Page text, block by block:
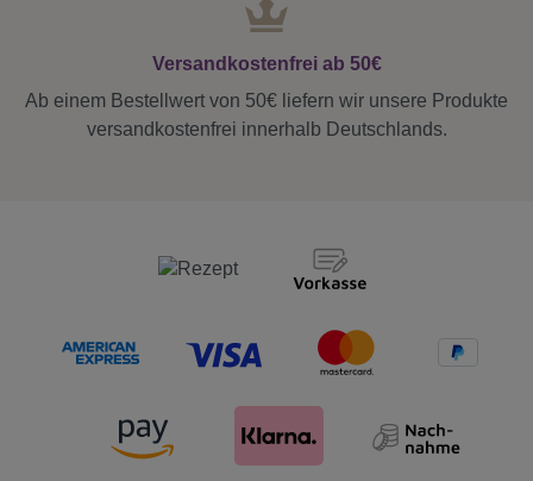
Versandkostenfrei ab 50€
Ab einem Bestellwert von 50€ liefern wir unsere Produkte
versandkostenfrei innerhalb Deutschlands.